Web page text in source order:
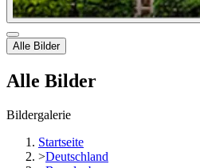
Alle Bilder
Alle Bilder
Bildergalerie
Startseite
>Deutschland